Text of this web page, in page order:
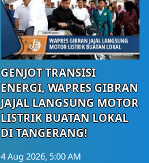
GENJOT TRANSISI
ENERGI, WAPRES GIBRAN
JAJAL LANGSUNG MOTOR
LISTRIK BUATAN LOKAL
DI TANGERANG!
4 Aug 2026, 5:00 AM